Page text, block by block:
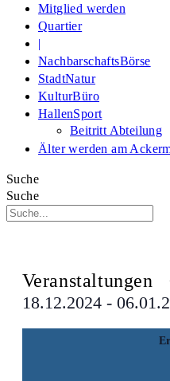
Mitglied werden
Quartier
|
NachbarschaftsBörse
StadtNatur
KulturBüro
HallenSport
Beitritt Abteilung
Älter werden am
Suche
Suche
Veranstaltungen
18.12.2024 -